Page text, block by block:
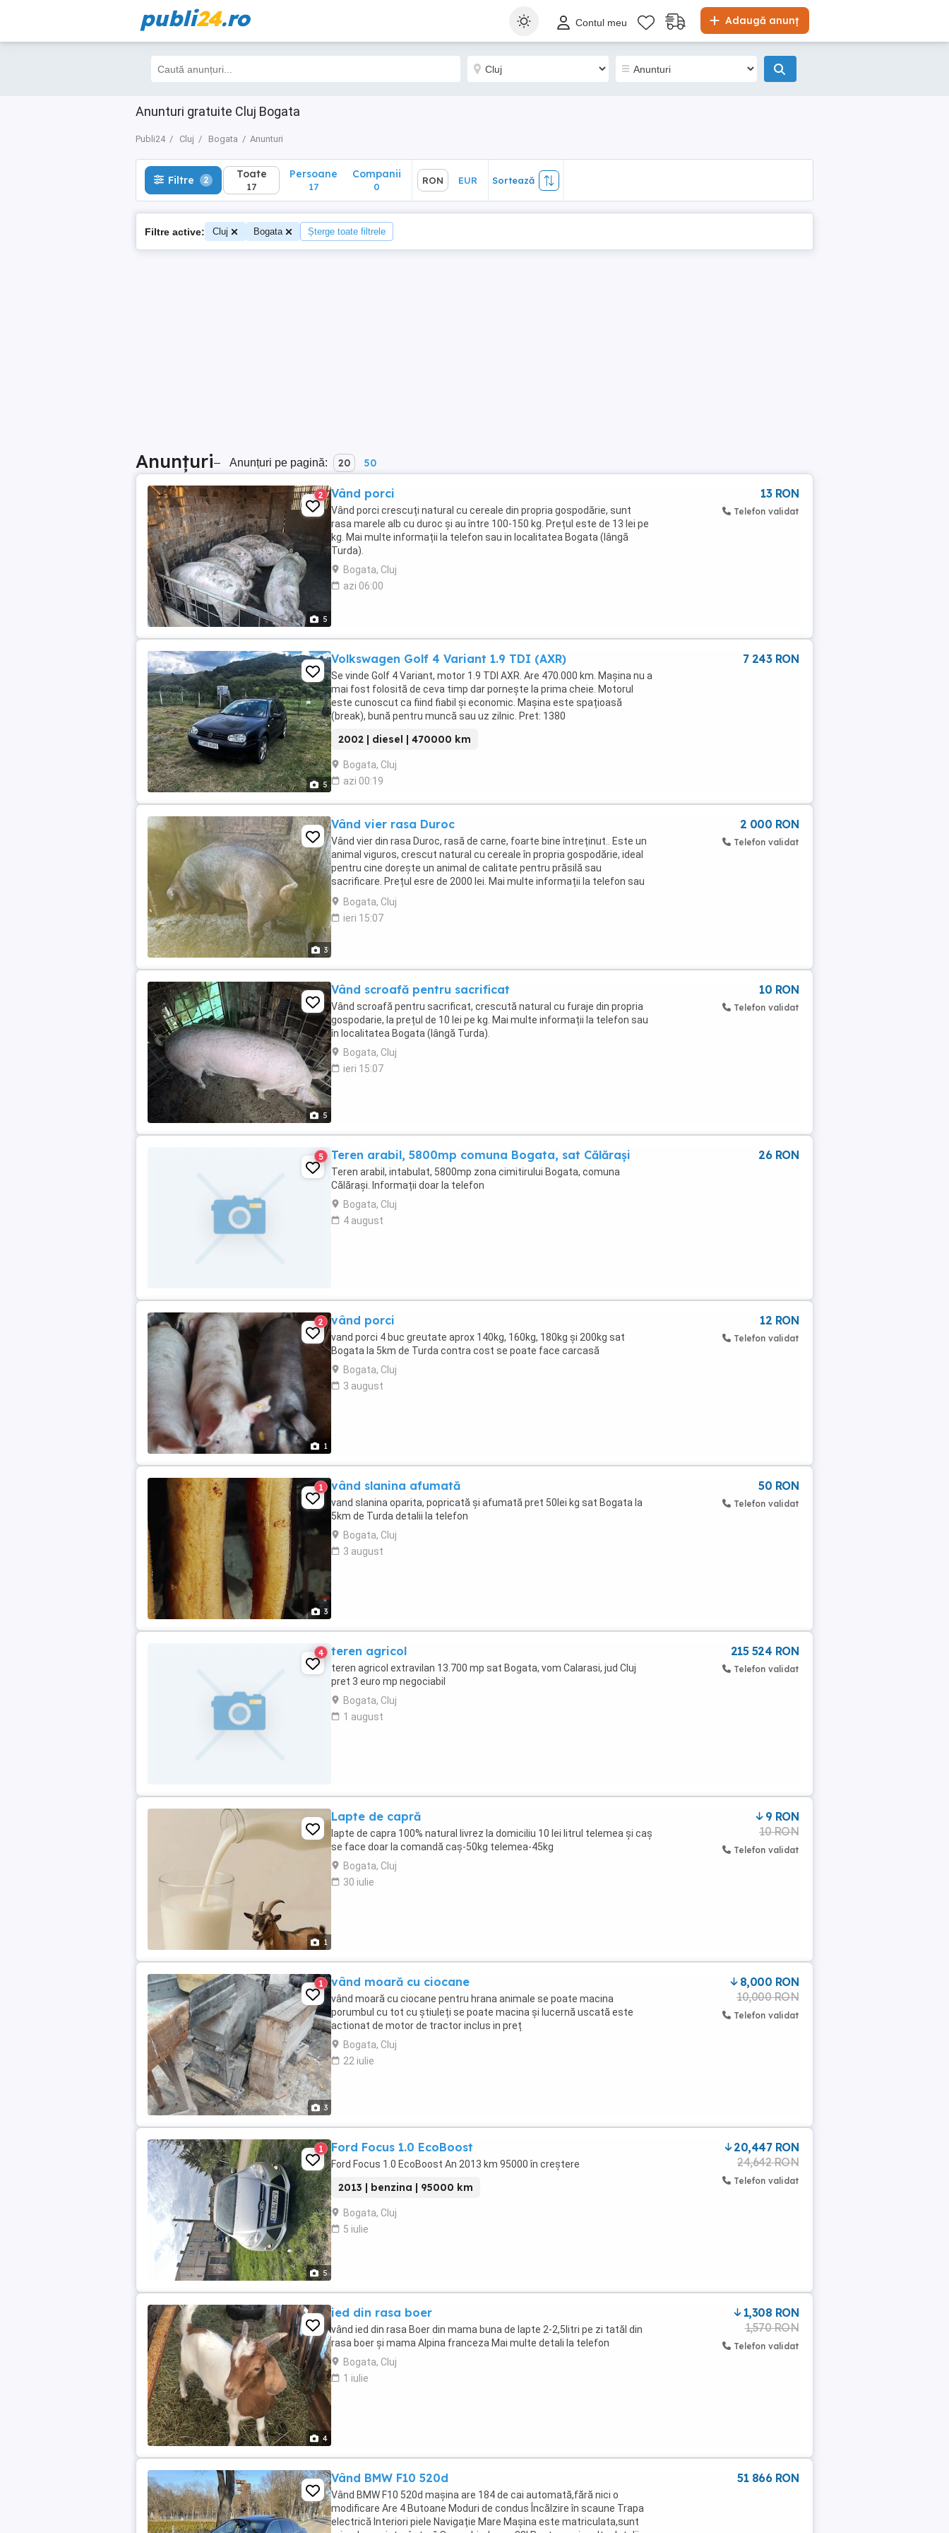
publi24.ro Adaugă anunț
Contul meu
Anunturi gratuite Cluj Bogata
Publi24 Cluj Bogata Anunturi
Filtre 2 Toate
17
Sortează
Filtre 2 Toate
17
Persoane
17
Companii
0
RON EUR Sortează
Filtre active: Cluj Bogata Șterge toate filtrele
Anunțuri– Anunțuri pe pagină: 20 50
5
2 Vând porci
Vând porci crescuți natural cu cereale din propria gospodărie, sunt
rasa marele alb cu duroc și au între 100-150 kg. Prețul este de 13 lei pe
kg. Mai multe informații la telefon sau in localitatea Bogata (lângă
Turda).
Bogata, Cluj
azi 06:00
13 RON
Telefon validat
5
Volkswagen Golf 4 Variant 1.9 TDI (AXR)
Se vinde Golf 4 Variant, motor 1.9 TDI AXR. Are 470.000 km. Mașina nu a
mai fost folosită de ceva timp dar pornește la prima cheie. Motorul
este cunoscut ca fiind fiabil și economic. Mașina este spațioasă
(break), bună pentru muncă sau uz zilnic. Pret: 1380
2002 | diesel | 470000 km
Bogata, Cluj
azi 00:19
7 243 RON
3
Vând vier rasa Duroc
Vând vier din rasa Duroc, rasă de carne, foarte bine întreținut.. Este un
animal viguros, crescut natural cu cereale în propria gospodărie, ideal
pentru cine dorește un animal de calitate pentru prăsilă sau
sacrificare. Prețul esre de 2000 lei. Mai multe informații la telefon sau
în localitatea Bogata(lângă ...
Bogata, Cluj
ieri 15:07
2 000 RON
Telefon validat
5
Vând scroafă pentru sacrificat
Vând scroafă pentru sacrificat, crescută natural cu furaje din propria
gospodarie, la prețul de 10 lei pe kg. Mai multe informații la telefon sau
în localitatea Bogata (lângă Turda).
Bogata, Cluj
ieri 15:07
10 RON
Telefon validat
5 Teren arabil, 5800mp comuna Bogata, sat Călărași
Teren arabil, intabulat, 5800mp zona cimitirului Bogata, comuna
Călărași. Informații doar la telefon
Bogata, Cluj
4 august
26 RON
1
2 vând porci
vand porci 4 buc greutate aprox 140kg, 160kg, 180kg și 200kg sat
Bogata la 5km de Turda contra cost se poate face carcasă
Bogata, Cluj
3 august
12 RON
Telefon validat
3
1 vând slanina afumată
vand slanina oparita, popricată și afumată pret 50lei kg sat Bogata la
5km de Turda detalii la telefon
Bogata, Cluj
3 august
50 RON
Telefon validat
4 teren agricol
teren agricol extravilan 13.700 mp sat Bogata, vom Calarasi, jud Cluj
pret 3 euro mp negociabil
Bogata, Cluj
1 august
215 524 RON
Telefon validat
1
Lapte de capră
lapte de capra 100% natural livrez la domiciliu 10 lei litrul telemea și caș
se face doar la comandă caș-50kg telemea-45kg
Bogata, Cluj
30 iulie
9 RON
10 RON
Telefon validat
3
1 vând moară cu ciocane
vând moară cu ciocane pentru hrana animale se poate macina
porumbul cu tot cu știuleți se poate macina și lucernă uscată este
actionat de motor de tractor inclus in preț
Bogata, Cluj
22 iulie
8,000 RON
10,000 RON
Telefon validat
5
1 Ford Focus 1.0 EcoBoost
Ford Focus 1.0 EcoBoost An 2013 km 95000 în creștere
2013 | benzina | 95000 km
Bogata, Cluj
5 iulie
20,447 RON
24,642 RON
Telefon validat
4
ied din rasa boer
vând ied din rasa Boer din mama buna de lapte 2-2,5litri pe zi tatăl din
rasa boer și mama Alpina franceza Mai multe detali la telefon
Bogata, Cluj
1 iulie
1,308 RON
1,570 RON
Telefon validat
Vând BMW F10 520d
Vând BMW F10 520d mașina are 184 de cai automată,fără nici o
modificare Are 4 Butoane Moduri de condus Încălzire în scaune Trapa
electrică Interiori piele Navigație Mare Mașina este matriculata,sunt
51 866 RON